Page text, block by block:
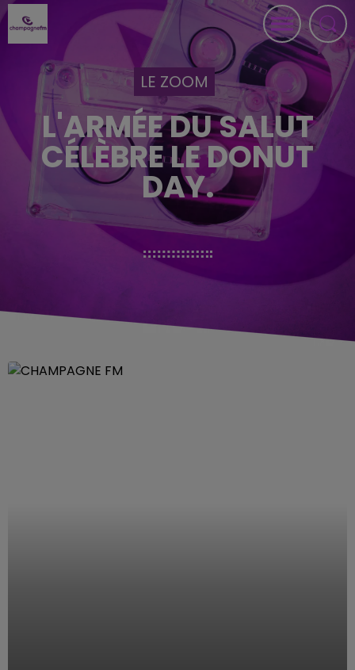
LE ZOOM
L'ARMÉE DU SALUT
CÉLÈBRE LE DONUT
DAY.